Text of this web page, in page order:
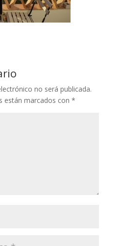
no será publicada.
están marcados con *